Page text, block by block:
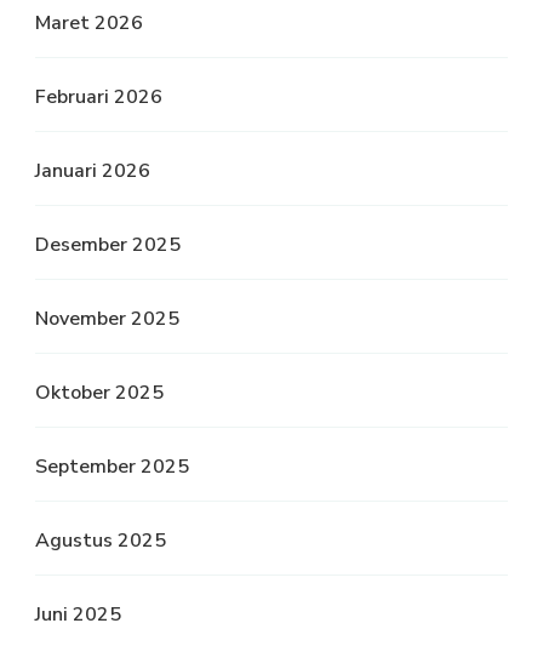
Maret 2026
Februari 2026
Januari 2026
Desember 2025
November 2025
Oktober 2025
September 2025
Agustus 2025
Juni 2025